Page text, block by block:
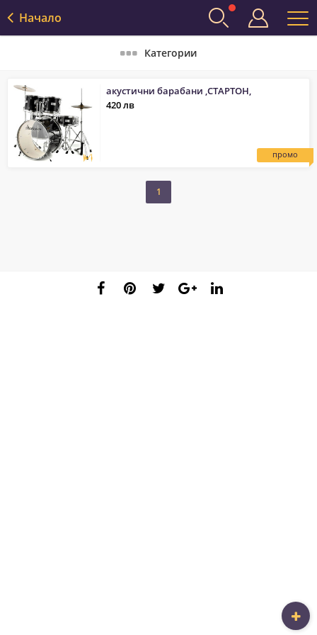
Начало
Категории
промо
акустични барабани ,СТАРТОН,
420 лв
1